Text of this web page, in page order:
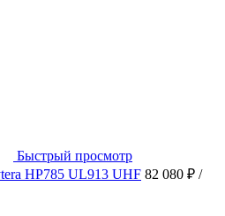
Быстрый просмотр
HP785 UL913 UHF 82 080 ₽ /